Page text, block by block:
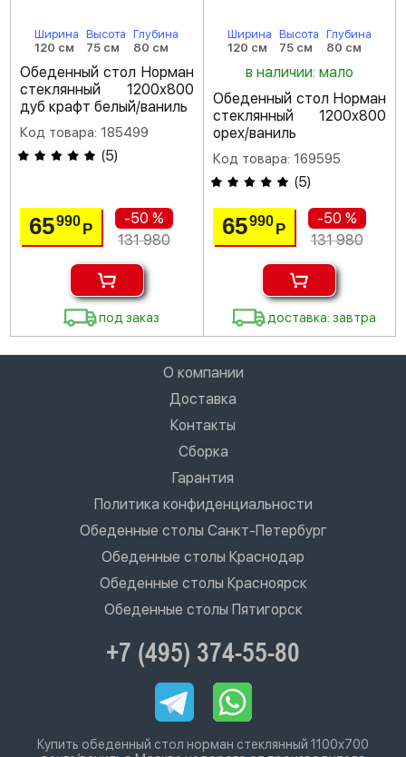
Ширина
120 см
Высота
75 см
Глубина
80 см
Обеденный стол Норман
стеклянный 1200х800
дуб крафт белый/ваниль
Код товара: 185499
(5)
65990Р
-50 %
131 980
под заказ
Ширина
120 см
Высота
75 см
Глубина
80 см
в наличии: мало
Обеденный стол Норман
стеклянный 1200х800
орех/ваниль
Код товара: 169595
(5)
65990 Р
-50 %
131 980
доставка: завтра
О компании
Доставка
Контакты
Сборка
Гарантия
Политика конфиденциальности
Обеденные столы Санкт-Петербург
Обеденные столы Краснодар
Обеденные столы Красноярск
Обеденные столы Пятигорск
+7 (495) 374-55-80
Купить обеденный стол норман стеклянный 1100х700